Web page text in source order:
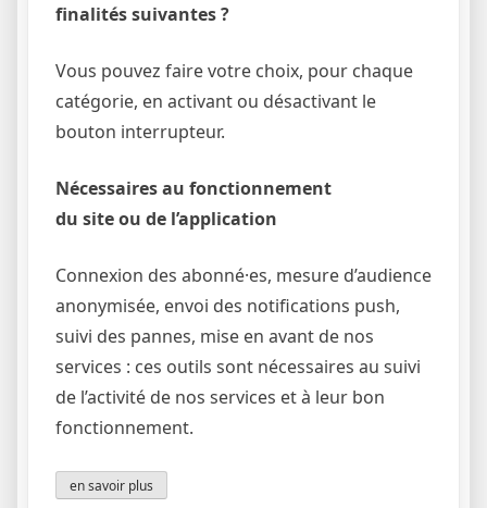
finalités suivantes ?
Vous pouvez faire votre choix, pour chaque
catégorie, en activant ou désactivant le
bouton interrupteur.
Nécessaires au fonctionnement
du site ou de l’application
Connexion des abonné·es, mesure d’audience
anonymisée, envoi des notifications push,
suivi des pannes, mise en avant de nos
services : ces outils sont nécessaires au suivi
de l’activité de nos services et à leur bon
fonctionnement.
en savoir plus